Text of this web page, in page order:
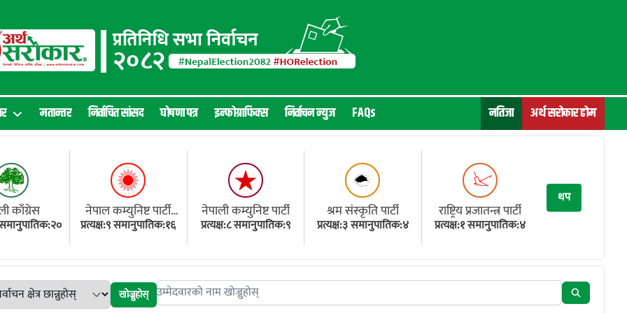
नतिजा अर्थ सरोकार होम
मतान्तर निर्वाचित सांसद घोषणा पत्र इन्फोग्राफिक्स निर्वाचन न्युज FAQs
काँग्रेस
समानुपातिक:२०
नेपाल कम्युनिष्ट पार्टी
(एमाले)
प्रत्यक्ष:९ समानुपातिक:१६
नेपाली कम्युनिष्ट पार्टी
प्रत्यक्ष:८ समानुपातिक:९
श्रम संस्कृति पार्टी
प्रत्यक्ष:३ समानुपातिक:४
राष्ट्रिय प्रजातन्त्र पार्टी
प्रत्यक्ष:१ समानुपातिक:४
थप
खोज्नुहोस् Search candidates